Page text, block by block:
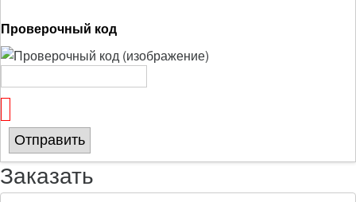
Проверочный код
Отправить
Заказать